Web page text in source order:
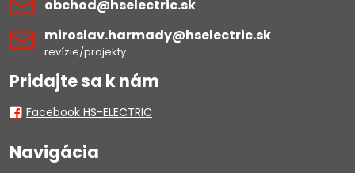
obchod​@hselectric​.sk
miroslav​.harmady​@hselectric​.sk
revízie/projekty
Pridajte sa k nám
Facebook HS-ELECTRIC
Navigácia